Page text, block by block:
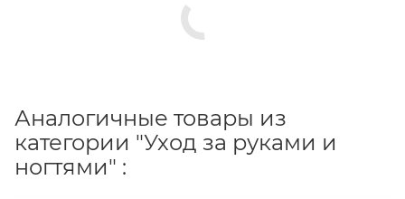
Аналогичные товары из
категории "Уход за руками и
ногтями" :